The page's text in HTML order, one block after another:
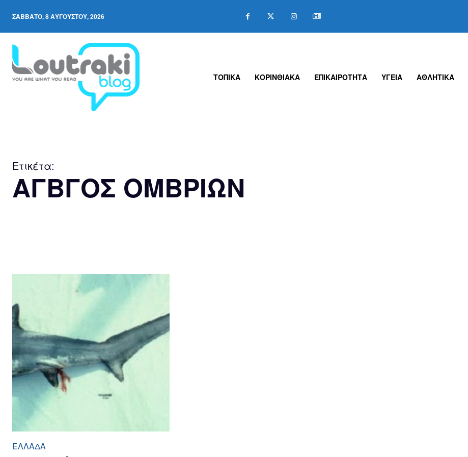
ΣΆΒΒΑΤΟ, 8 ΑΥΓΟΎΣΤΟΥ, 2026
ΤΟΠΙΚΑ ΚΟΡΙΝΘΙΑΚΑ ΕΠΙΚΑΙΡΟΤΗΤΑ ΥΓΕΙΑ ΑΘΛΗΤΙΚΑ
Ετικέτα:
ΑΓΒΓΟΣ ΟΜΒΡΙΩΝ
ΕΛΛΆΔΑ